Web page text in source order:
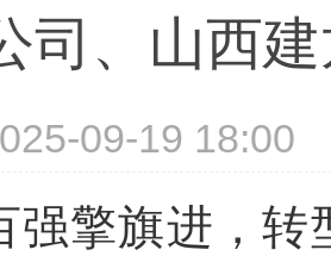
司、山西
09-19
强擎旗进，转